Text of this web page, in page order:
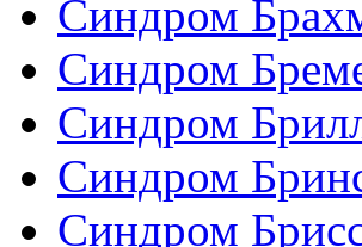
Синдром
Синдром
Синдром
Синдром
Синдром